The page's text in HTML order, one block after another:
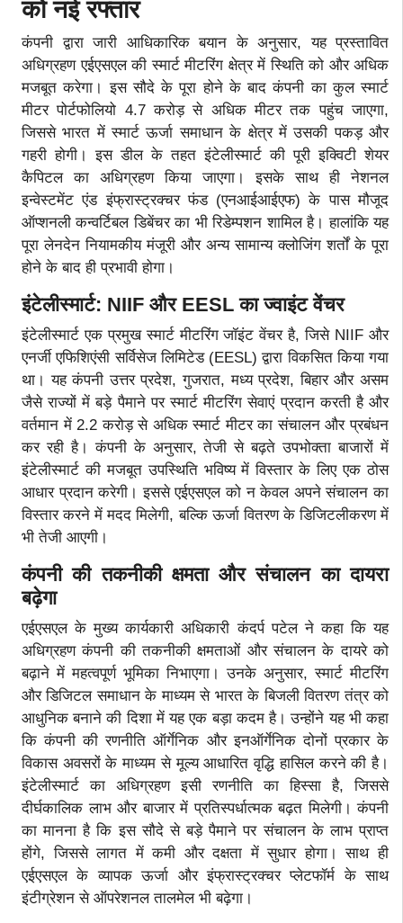
को नई रफ्तार
कंपनी द्वारा जारी आधिकारिक बयान के अनुसार, यह प्रस्तावित
अधिग्रहण एईएसएल की स्मार्ट मीटरिंग क्षेत्र में स्थिति को और अधिक
मजबूत करेगा। इस सौदे के पूरा होने के बाद कंपनी का कुल स्मार्ट
मीटर पोर्टफोलियो 4.7 करोड़ से अधिक मीटर तक पहुंच जाएगा,
जिससे भारत में स्मार्ट ऊर्जा समाधान के क्षेत्र में उसकी पकड़ और
गहरी होगी। इस डील के तहत इंटेलीस्मार्ट की पूरी इक्विटी शेयर
कैपिटल का अधिग्रहण किया जाएगा। इसके साथ ही नेशनल
इन्वेस्टमेंट एंड इंफ्रास्ट्रक्चर फंड (एनआईआईएफ) के पास मौजूद
ऑप्शनली कन्वर्टिबल डिबेंचर का भी रिडेम्पशन शामिल है। हालांकि यह
पूरा लेनदेन नियामकीय मंजूरी और अन्य सामान्य क्लोजिंग शर्तों के पूरा
होने के बाद ही प्रभावी होगा।
इंटेलीस्मार्ट: NIIF और EESL का ज्वाइंट वेंचर
इंटेलीस्मार्ट एक प्रमुख स्मार्ट मीटरिंग जॉइंट वेंचर है, जिसे NIIF और
एनर्जी एफिशिएंसी सर्विसेज लिमिटेड (EESL) द्वारा विकसित किया गया
था। यह कंपनी उत्तर प्रदेश, गुजरात, मध्य प्रदेश, बिहार और असम
जैसे राज्यों में बड़े पैमाने पर स्मार्ट मीटरिंग सेवाएं प्रदान करती है और
वर्तमान में 2.2 करोड़ से अधिक स्मार्ट मीटर का संचालन और प्रबंधन
कर रही है। कंपनी के अनुसार, तेजी से बढ़ते उपभोक्ता बाजारों में
इंटेलीस्मार्ट की मजबूत उपस्थिति भविष्य में विस्तार के लिए एक ठोस
आधार प्रदान करेगी। इससे एईएसएल को न केवल अपने संचालन का
विस्तार करने में मदद मिलेगी, बल्कि ऊर्जा वितरण के डिजिटलीकरण में
भी तेजी आएगी।
कंपनी की तकनीकी क्षमता और संचालन का दायरा
बढ़ेगा
एईएसएल के मुख्य कार्यकारी अधिकारी कंदर्प पटेल ने कहा कि यह
अधिग्रहण कंपनी की तकनीकी क्षमताओं और संचालन के दायरे को
बढ़ाने में महत्वपूर्ण भूमिका निभाएगा। उनके अनुसार, स्मार्ट मीटरिंग
और डिजिटल समाधान के माध्यम से भारत के बिजली वितरण तंत्र को
आधुनिक बनाने की दिशा में यह एक बड़ा कदम है। उन्होंने यह भी कहा
कि कंपनी की रणनीति ऑर्गेनिक और इनऑर्गेनिक दोनों प्रकार के
विकास अवसरों के माध्यम से मूल्य आधारित वृद्धि हासिल करने की है।
इंटेलीस्मार्ट का अधिग्रहण इसी रणनीति का हिस्सा है, जिससे
दीर्घकालिक लाभ और बाजार में प्रतिस्पर्धात्मक बढ़त मिलेगी। कंपनी
का मानना है कि इस सौदे से बड़े पैमाने पर संचालन के लाभ प्राप्त
होंगे, जिससे लागत में कमी और दक्षता में सुधार होगा। साथ ही
एईएसएल के व्यापक ऊर्जा और इंफ्रास्ट्रक्चर प्लेटफॉर्म के साथ
इंटीग्रेशन से ऑपरेशनल तालमेल भी बढ़ेगा।